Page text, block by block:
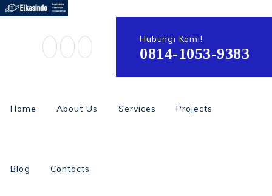
Hubungi Kami!
0814-1053-9383
Home About Us Services Projects
Blog Contacts